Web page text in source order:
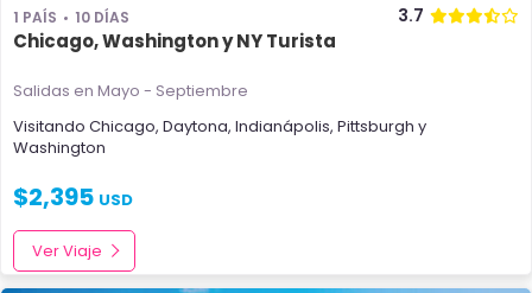
1 PAÍS 10 DÍAS 3.7
Chicago, Washington y NY Turista
Salidas en Mayo - Septiembre
Visitando Chicago, Daytona, Indianápolis, Pittsburgh y
Washington
$2,395 USD
Ver Viaje